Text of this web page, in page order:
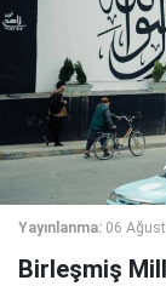
Yayınlanma: 06
Birleşmiş